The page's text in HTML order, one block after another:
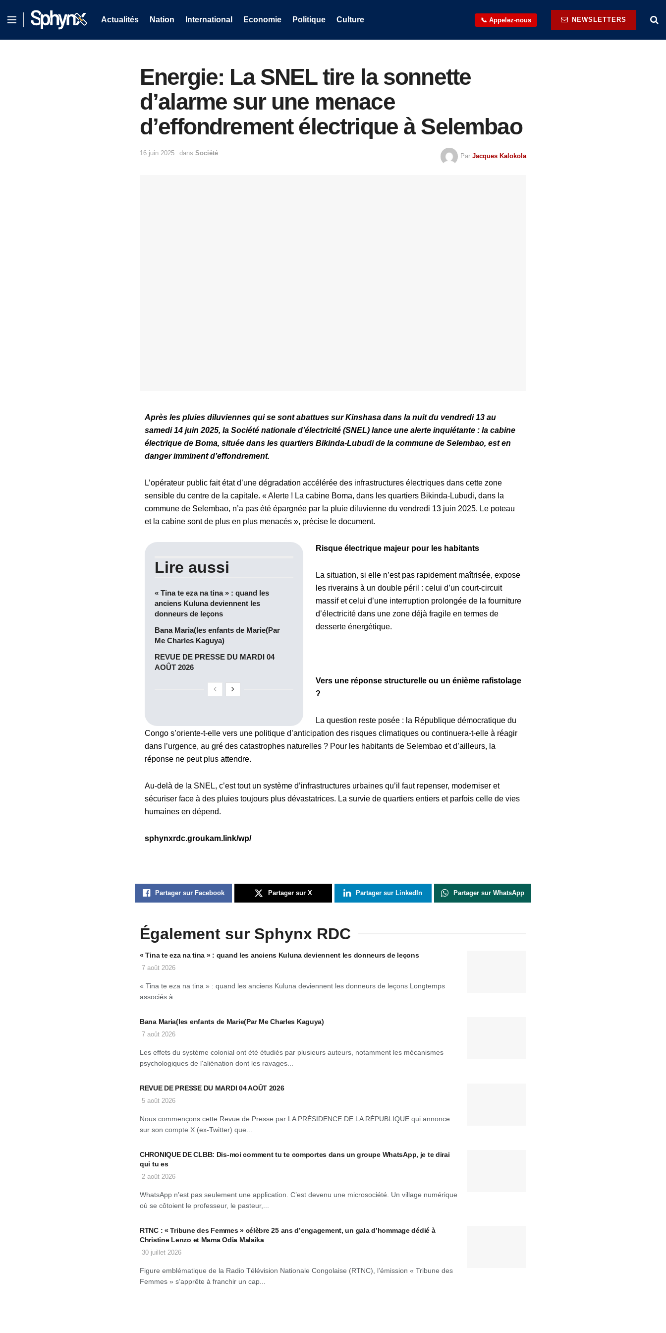
Actualités Nation International Economie Politique Culture 📞 Appelez-nous NEWSLETTERS
Energie: La SNEL tire la sonnette
d’alarme sur une menace
d’effondrement électrique à Selembao
16 juin 2025 dans Société Par Jacques Kalokola
Après les pluies diluviennes qui se sont abattues sur Kinshasa dans la nuit du vendredi 13 au
samedi 14 juin 2025, la Société nationale d’électricité (SNEL) lance une alerte inquiétante : la cabine
électrique de Boma, située dans les quartiers Bikinda-Lubudi de la commune de Selembao, est en
danger imminent d’effondrement.
L’opérateur public fait état d’une dégradation accélérée des infrastructures électriques dans cette zone
sensible du centre de la capitale. « Alerte ! La cabine Boma, dans les quartiers Bikinda-Lubudi, dans la
commune de Selembao, n’a pas été épargnée par la pluie diluvienne du vendredi 13 juin 2025. Le poteau
et la cabine sont de plus en plus menacés », précise le document.
Lire aussi
« Tina te eza na tina » : quand les
anciens Kuluna deviennent les
donneurs de leçons
Bana Maria(les enfants de Marie(Par
Me Charles Kaguya)
REVUE DE PRESSE DU MARDI 04
AOÛT 2026
Risque électrique majeur pour les habitants
La situation, si elle n’est pas rapidement maîtrisée, expose
les riverains à un double péril : celui d’un court-circuit
massif et celui d’une interruption prolongée de la fourniture
d’électricité dans une zone déjà fragile en termes de
desserte énergétique.
Vers une réponse structurelle ou un énième rafistolage
?
La question reste posée : la République démocratique du
Congo s’oriente-t-elle vers une politique d’anticipation des risques climatiques ou continuera-t-elle à réagir
dans l’urgence, au gré des catastrophes naturelles ? Pour les habitants de Selembao et d’ailleurs, la
réponse ne peut plus attendre.
Au-delà de la SNEL, c’est tout un système d’infrastructures urbaines qu’il faut repenser, moderniser et
sécuriser face à des pluies toujours plus dévastatrices. La survie de quartiers entiers et parfois celle de vies
humaines en dépend.
sphynxrdc.groukam.link/wp/
Partager sur Facebook Partager sur X Partager sur LinkedIn Partager sur WhatsApp
Également sur Sphynx RDC
« Tina te eza na tina » : quand les anciens Kuluna deviennent les donneurs de leçons
7 août 2026
« Tina te eza na tina » : quand les anciens Kuluna deviennent les donneurs de leçons Longtemps
associés à...
Bana Maria(les enfants de Marie(Par Me Charles Kaguya)
7 août 2026
Les effets du système colonial ont été étudiés par plusieurs auteurs, notamment les mécanismes
psychologiques de l'aliénation dont les ravages...
REVUE DE PRESSE DU MARDI 04 AOÛT 2026
5 août 2026
Nous commençons cette Revue de Presse par LA PRÉSIDENCE DE LA RÉPUBLIQUE qui annonce
sur son compte X (ex-Twitter) que...
CHRONIQUE DE CLBB: Dis-moi comment tu te comportes dans un groupe WhatsApp, je te dirai
qui tu es
2 août 2026
WhatsApp n’est pas seulement une application. C’est devenu une microsociété. Un village numérique
où se côtoient le professeur, le pasteur,...
RTNC : « Tribune des Femmes » célèbre 25 ans d’engagement, un gala d’hommage dédié à
Christine Lenzo et Mama Odia Malaika
30 juillet 2026
Figure emblématique de la Radio Télévision Nationale Congolaise (RTNC), l’émission « Tribune des
Femmes » s’apprête à franchir un cap...